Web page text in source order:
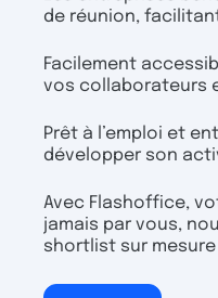
de réunion,
Facilement
vos collaborateurs
Prêt à l’emploi et
développer son
Avec Flashoffice,
jamais par vous,
shortlist sur mesure